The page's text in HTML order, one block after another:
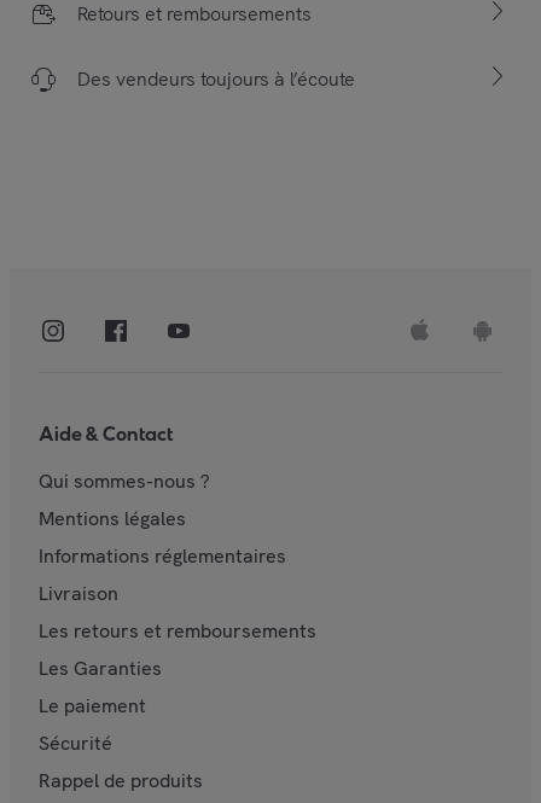
Retours et remboursements
Des vendeurs toujours à l’écoute
Aide & Contact
Qui sommes-nous ?
Mentions légales
Informations réglementaires
Livraison
Les retours et remboursements
Les Garanties
Le paiement
Sécurité
Rappel de produits